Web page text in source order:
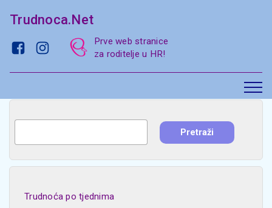
Trudnoca.Net
Prve web stranice
za roditelje u HR!
Trudnoća po tjednima